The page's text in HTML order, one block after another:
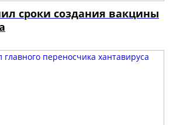
сроки создания вакцины